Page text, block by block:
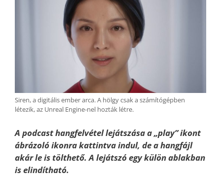
Siren, a digitális ember arca. A hölgy csak a számítógépben
létezik, az Unreal Engine-nel hozták létre.
A podcast hangfelvétel lejátszása a „play” ikont
ábrázoló ikonra kattintva indul, de a hangfájl
akár le is tölthető. A lejátszó egy külön ablakban
is elindítható.